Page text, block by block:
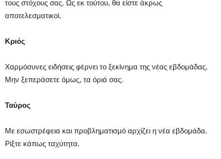
τους στόχους σας. Ως εκ τούτου, θα είστε άκρως
αποτελεσματικοί.
Κριός
Χαρμόσυνες ειδήσεις φέρνει το ξεκίνημα της νέας εβδομάδας.
Μην ξεπεράσετε όμως, τα όριά σας.
Ταύρος
Με εσωστρέφεια και προβληματισμό αρχίζει η νέα εβδομάδα.
Ρίξτε κάπως ταχύτητα.